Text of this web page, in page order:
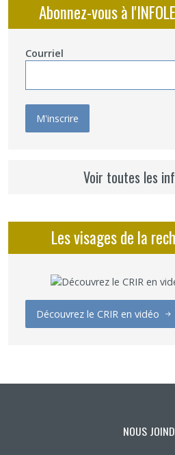
Abonnez-vous à
Courriel
Voir toutes les
Les visages de la
Découvrez le CRIR en vidéo
NOUS